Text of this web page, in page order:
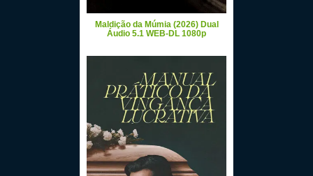
Maldição da Múmia (2026) Dual
Áudio 5.1 WEB-DL 1080p